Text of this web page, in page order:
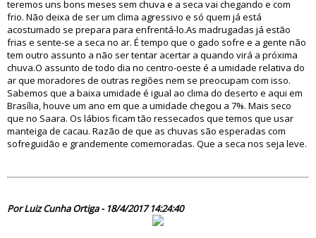
teremos uns bons meses sem chuva e a seca vai chegando e com
frio. Não deixa de ser um clima agressivo e só quem já está
acostumado se prepara para enfrentá-lo.As madrugadas já estão
frias e sente-se a seca no ar. É tempo que o gado sofre e a gente não
tem outro assunto a não ser tentar acertar a quando virá a próxima
chuva.O assunto de todo dia no centro-oeste é a umidade relativa do
ar que moradores de outras regiões nem se preocupam com isso.
Sabemos que a baixa umidade é igual ao clima do deserto e aqui em
Brasília, houve um ano em que a umidade chegou a 7%. Mais seco
que no Saara. Os lábios ficam tão ressecados que temos que usar
manteiga de cacau. Razão de que as chuvas são esperadas com
sofreguidão e grandemente comemoradas. Que a seca nos seja leve.
Por Luiz Cunha Ortiga - 18/4/2017 14:24:40